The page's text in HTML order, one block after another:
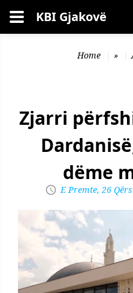
Kërko KBI Gjakovë
Home »
Zjarri
dëme
E Premte, 26